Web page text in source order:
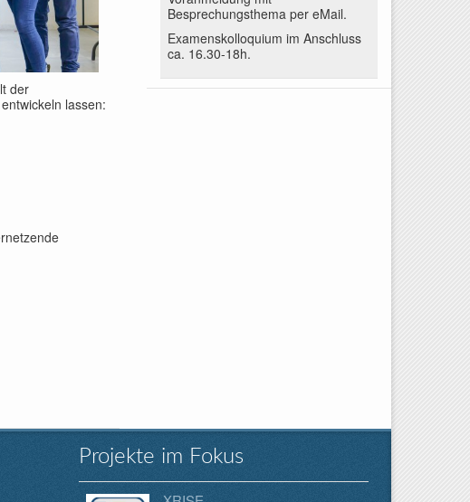
der
lassen:
Besprechungsthema per eMail.
Examenskolloquium im Anschluss
ca. 16.30-18h.
Projekte im Fokus